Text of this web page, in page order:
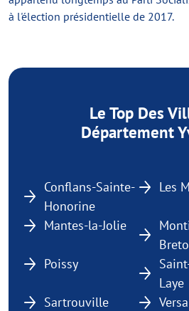
à l'élection présidentielle de 2017.
Le Top Des
Département
Conflans-Sainte-
Honorine
Les
Mantes-la-Jolie
Poissy
Laye
Sartrouville